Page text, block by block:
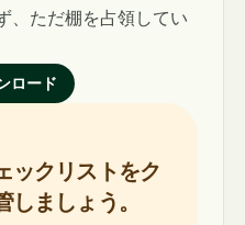
、ただ棚を占領してい
ロード
ックリストをク
ましょう。